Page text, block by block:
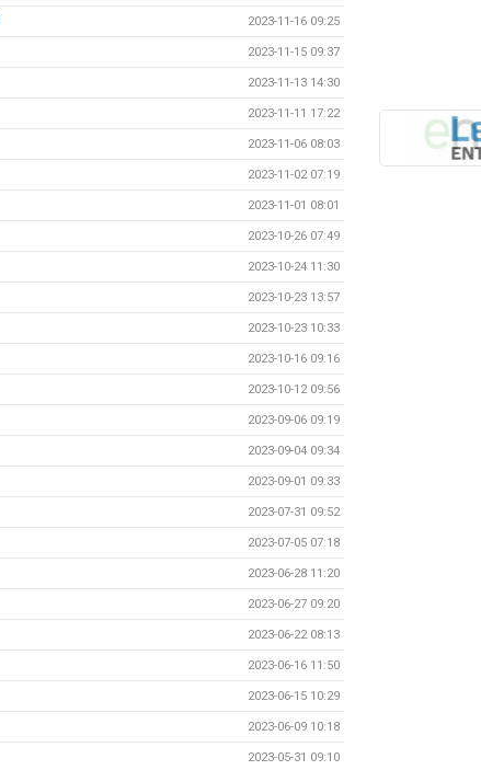
2023-11-16 09:25
2023-11-15 09:37
2023-11-13 14:30
2023-11-11 17:22
2023-11-06 08:03
2023-11-02 07:19
2023-11-01 08:01
2023-10-26 07:49
2023-10-24 11:30
2023-10-23 13:57
2023-10-23 10:33
2023-10-16 09:16
2023-10-12 09:56
2023-09-06 09:19
2023-09-04 09:34
2023-09-01 09:33
2023-07-31 09:52
2023-07-05 07:18
2023-06-28 11:20
2023-06-27 09:20
2023-06-22 08:13
2023-06-16 11:50
2023-06-15 10:29
2023-06-09 10:18
2023-05-31 09:10